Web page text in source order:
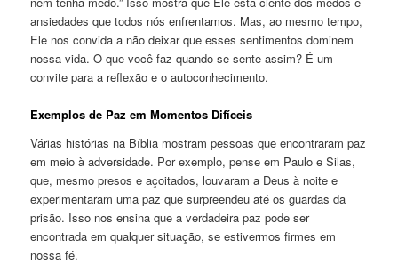
ansiedades que todos nós enfrentamos. Mas, ao mesmo tempo,
Ele nos convida a não deixar que esses sentimentos dominem
nossa vida. O que você faz quando se sente assim? É um
convite para a reflexão e o autoconhecimento.
Exemplos de Paz em Momentos Difíceis
Várias histórias na Bíblia mostram pessoas que encontraram paz
em meio à adversidade. Por exemplo, pense em Paulo e Silas,
que, mesmo presos e açoitados, louvaram a Deus à noite e
experimentaram uma paz que surpreendeu até os guardas da
prisão. Isso nos ensina que a verdadeira paz pode ser
encontrada em qualquer situação, se estivermos firmes em
nossa fé.